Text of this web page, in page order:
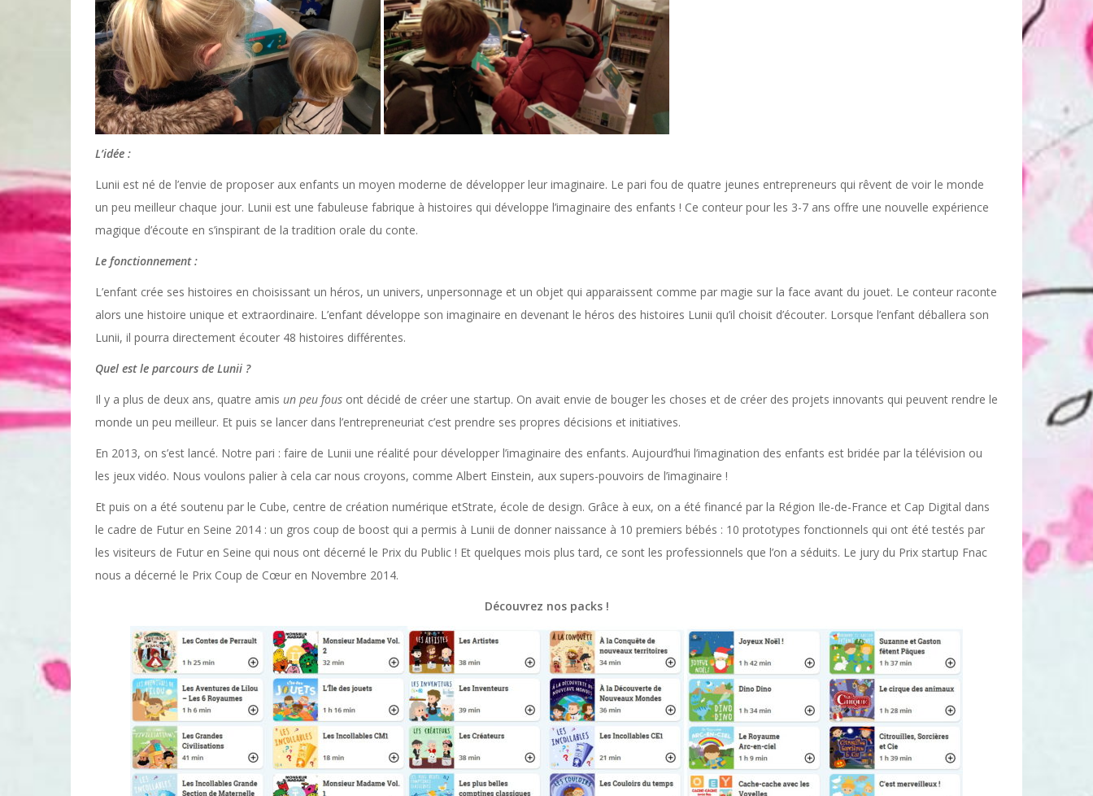
L’idée :
Lunii est né de l’envie de proposer aux enfants un moyen moderne de développer leur imaginaire. Le pari fou de quatre jeunes entrepreneurs qui rêvent de voir le monde
un peu meilleur chaque jour. Lunii est une fabuleuse fabrique à histoires qui développe l’imaginaire des enfants ! Ce conteur pour les 3-7 ans offre une nouvelle expérience
magique d’écoute en s’inspirant de la tradition orale du conte.
Le fonctionnement :
L’enfant crée ses histoires en choisissant un héros, un univers, unpersonnage et un objet qui apparaissent comme par magie sur la face avant du jouet. Le conteur raconte
alors une histoire unique et extraordinaire. L’enfant développe son imaginaire en devenant le héros des histoires Lunii qu’il choisit d’écouter. Lorsque l’enfant déballera son
Lunii, il pourra directement écouter 48 histoires différentes.
Quel est le parcours de Lunii ?
Il y a plus de deux ans, quatre amis un peu fous ont décidé de créer une startup. On avait envie de bouger les choses et de créer des projets innovants qui peuvent rendre le
monde un peu meilleur. Et puis se lancer dans l’entrepreneuriat c’est prendre ses propres décisions et initiatives.
En 2013, on s’est lancé. Notre pari : faire de Lunii une réalité pour développer l’imaginaire des enfants. Aujourd’hui l’imagination des enfants est bridée par la télévision ou
les jeux vidéo. Nous voulons palier à cela car nous croyons, comme Albert Einstein, aux supers-pouvoirs de l’imaginaire !
Et puis on a été soutenu par le Cube, centre de création numérique etStrate, école de design. Grâce à eux, on a été financé par la Région Ile-de-France et Cap Digital dans
le cadre de Futur en Seine 2014 : un gros coup de boost qui a permis à Lunii de donner naissance à 10 premiers bébés : 10 prototypes fonctionnels qui ont été testés par
les visiteurs de Futur en Seine qui nous ont décerné le Prix du Public ! Et quelques mois plus tard, ce sont les professionnels que l’on a séduits. Le jury du Prix startup Fnac
nous a décerné le Prix Coup de Cœur en Novembre 2014.
Découvrez nos packs !